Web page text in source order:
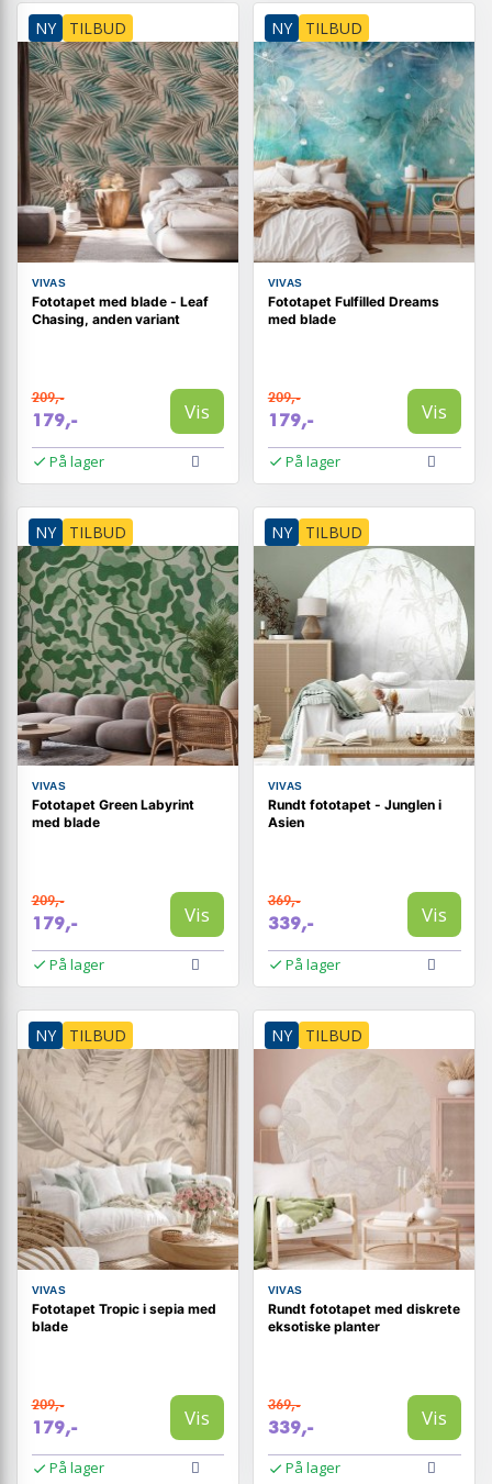
NY TILBUD
VIVAS
Fototapet med blade - Leaf
Chasing, anden variant
209,-
179,- Vis
På lager
NY TILBUD
VIVAS
Fototapet Fulfilled Dreams
med blade
209,-
179,- Vis
På lager
NY TILBUD
VIVAS
Fototapet Green Labyrint
med blade
209,-
179,- Vis
På lager
NY TILBUD
VIVAS
Rundt fototapet - Junglen i
Asien
369,-
339,- Vis
På lager
NY TILBUD
VIVAS
Fototapet Tropic i sepia med
blade
209,-
179,- Vis
På lager
NY TILBUD
VIVAS
Rundt fototapet med diskrete
eksotiske planter
369,-
339,- Vis
På lager